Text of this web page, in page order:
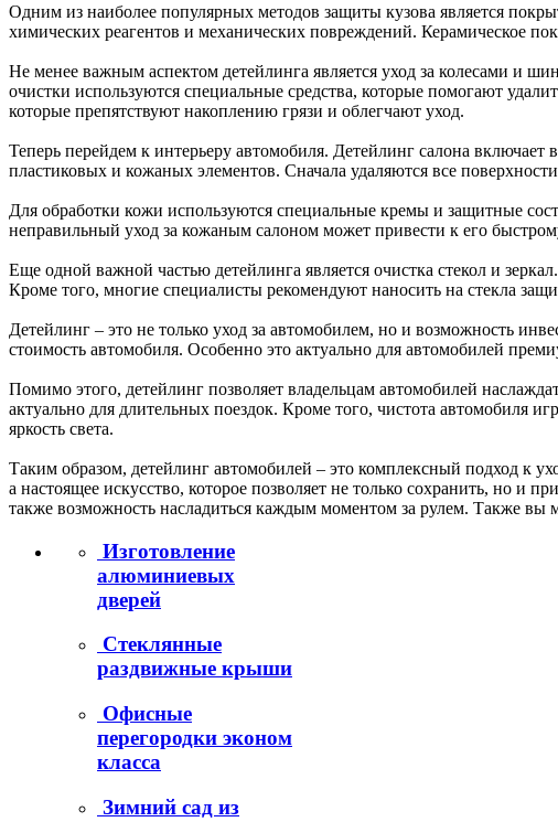
Одним из наиболее популярных методов защиты кузова является
химических реагентов и механических повреждений. Керамическое
Не менее важным аспектом детейлинга является уход за колесами и
очистки используются специальные средства, которые помогают
которые препятствуют накоплению грязи и облегчают уход.
Теперь перейдем к интерьеру автомобиля. Детейлинг салона включает
пластиковых и кожаных элементов. Сначала удаляются все
Для обработки кожи используются специальные кремы и защитные
неправильный уход за кожаным салоном может привести к его
Еще одной важной частью детейлинга является очистка стекол и
Кроме того, многие специалисты рекомендуют наносить на стекла
Детейлинг – это не только уход за автомобилем, но и возможность
стоимость автомобиля. Особенно это актуально для автомобилей
Помимо этого, детейлинг позволяет владельцам автомобилей
актуально для длительных поездок. Кроме того, чистота автомобиля
яркость света.
Таким образом, детейлинг автомобилей – это комплексный подход к
а настоящее искусство, которое позволяет не только сохранить, но и
также возможность насладиться каждым моментом за рулем. Также вы
Изготовление
алюминиевых
дверей
Стеклянные
раздвижные крыши
Офисные
перегородки эконом
класса
Зимний сад из